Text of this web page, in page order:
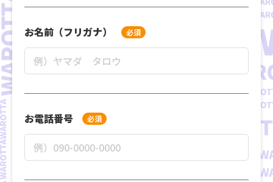
お名前（フリガナ） 必須
お電話番号 必須